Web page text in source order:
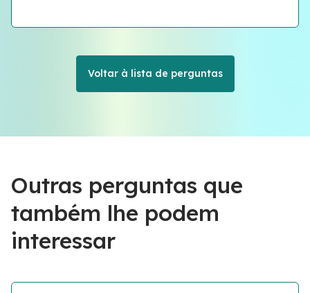
Voltar à lista de perguntas
Outras perguntas que
também lhe podem
interessar